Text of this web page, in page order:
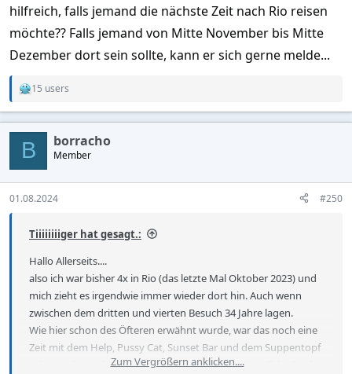
hilfreich, falls jemand die nächste Zeit nach Rio reisen
möchte?? Falls jemand von Mitte November bis Mitte
Dezember dort sein sollte, kann er sich gerne melde...
R
c
o
n
s
:
15 users
B borracho
Member
01.08.2024 #250
Tiiiiiiiiger hat gesagt.:
Hallo Allerseits....
also ich war bisher 4x in Rio (das letzte Mal Oktober 2023) und
mich zieht es irgendwie immer wieder dort hin. Auch wenn
zwischen dem dritten und vierten Besuch 34 Jahre lagen.
Wie hier schon des Öfteren erwähnt wurde, war das noch eine
Zeit mit dem Help, Pussy Cat, Sunset Bar und dem Suppentopf
(gibt es alles nicht mehr)!!! Das Maps (Av. Atlantico/Ecke Prado
Zum Vergrößern anklicken....